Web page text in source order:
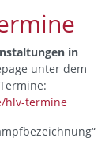
in
unter dem
hlv-termine